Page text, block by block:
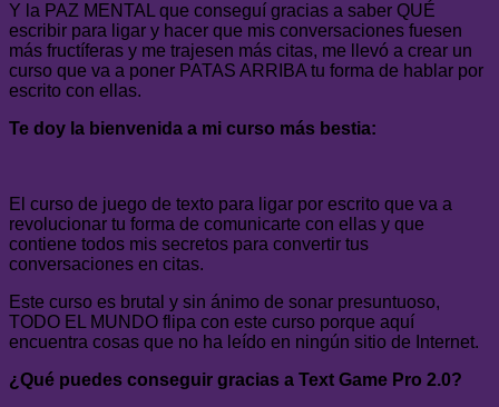
Y la PAZ MENTAL que conseguí gracias a saber QUÉ
escribir para ligar y hacer que mis conversaciones fuesen
más fructíferas y me trajesen más citas, me llevó a crear un
curso que va a poner PATAS ARRIBA tu forma de hablar por
escrito con ellas.
Te doy la bienvenida a mi curso más bestia:
El curso de juego de texto para ligar por escrito que va a
revolucionar tu forma de comunicarte con ellas y que
contiene todos mis secretos para convertir tus
conversaciones en citas.
Este curso es brutal y sin ánimo de sonar presuntuoso,
TODO EL MUNDO flipa con este curso porque aquí
encuentra cosas que no ha leído en ningún sitio de Internet.
¿Qué puedes conseguir gracias a Text Game Pro 2.0?